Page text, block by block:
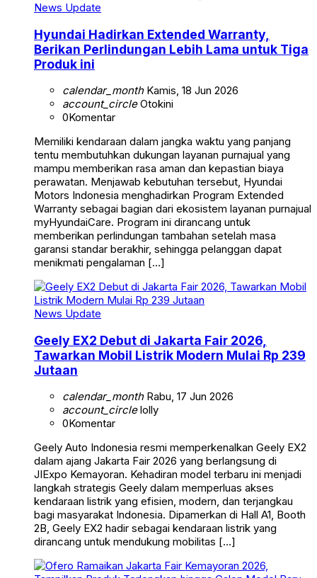
News Update
Hyundai Hadirkan Extended Warranty,
Berikan Perlindungan Lebih Lama untuk Tiga
Produk ini
calendar_monthKamis, 18 Jun 2026
account_circleOtokini
0Komentar
Memiliki kendaraan dalam jangka waktu yang panjang
tentu membutuhkan dukungan layanan purnajual yang
mampu memberikan rasa aman dan kepastian biaya
perawatan. Menjawab kebutuhan tersebut, Hyundai
Motors Indonesia menghadirkan Program Extended
Warranty sebagai bagian dari ekosistem layanan purnajual
myHyundaiCare. Program ini dirancang untuk
memberikan perlindungan tambahan setelah masa
garansi standar berakhir, sehingga pelanggan dapat
menikmati pengalaman […]
News Update
Geely EX2 Debut di Jakarta Fair 2026,
Tawarkan Mobil Listrik Modern Mulai Rp 239
Jutaan
calendar_monthRabu, 17 Jun 2026
account_circlelolly
0Komentar
Geely Auto Indonesia resmi memperkenalkan Geely EX2
dalam ajang Jakarta Fair 2026 yang berlangsung di
JIExpo Kemayoran. Kehadiran model terbaru ini menjadi
langkah strategis Geely dalam memperluas akses
kendaraan listrik yang efisien, modern, dan terjangkau
bagi masyarakat Indonesia. Dipamerkan di Hall A1, Booth
2B, Geely EX2 hadir sebagai kendaraan listrik yang
dirancang untuk mendukung mobilitas […]